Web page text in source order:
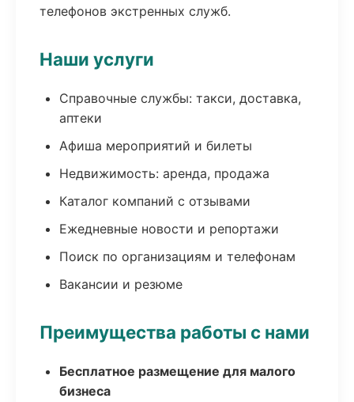
телефонов экстренных служб.
Наши услуги
Справочные службы: такси, доставка,
аптеки
Афиша мероприятий и билеты
Недвижимость: аренда, продажа
Каталог компаний с отзывами
Ежедневные новости и репортажи
Поиск по организациям и телефонам
Вакансии и резюме
Преимущества работы с нами
Бесплатное размещение для малого
бизнеса